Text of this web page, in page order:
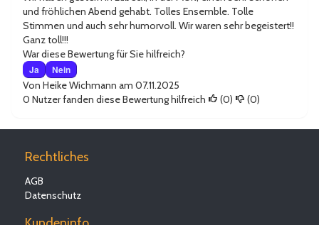
und fröhlichen Abend gehabt. Tolles Ensemble. Tolle
Stimmen und auch sehr humorvoll. Wir waren sehr begeistert!!
Ganz toll!!!
War diese Bewertung für Sie hilfreich?
Ja
Nein
Von Heike Wichmann am 07.11.2025
0 Nutzer fanden diese Bewertung hilfreich (0) (0)
Rechtliches
AGB
Datenschutz